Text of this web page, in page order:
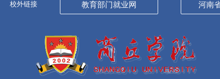
校外链接 教育部门就业网 河南